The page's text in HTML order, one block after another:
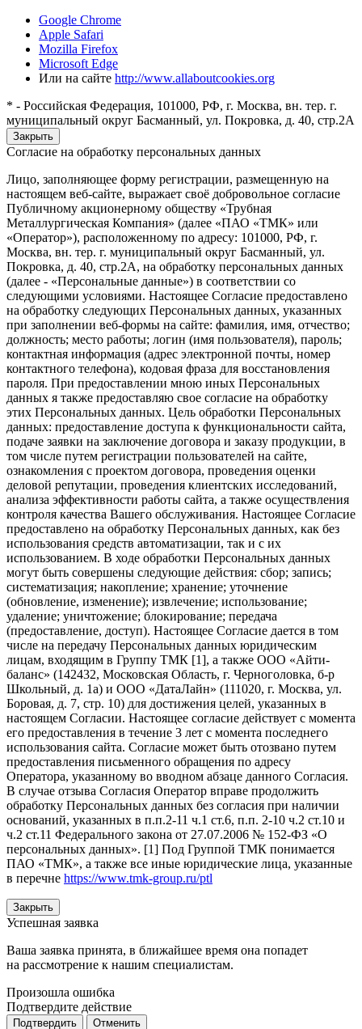
Google Chrome
Apple Safari
Mozilla Firefox
Microsoft Edge
Или на сайте http://www.allaboutcookies.org
* - Российская Федерация, 101000, РФ, г. Москва, вн. тер. г.
муниципальный округ Басманный, ул. Покровка, д. 40, стр.2А
Закрыть
Согласие на обработку персональных данных
Лицо, заполняющее форму регистрации, размещенную на
настоящем веб-сайте, выражает своё добровольное согласие
Публичному акционерному обществу «Трубная
Металлургическая Компания» (далее «ПАО «ТМК» или
«Оператор»), расположенному по адресу: 101000, РФ, г.
Москва, вн. тер. г. муниципальный округ Басманный, ул.
Покровка, д. 40, стр.2А, на обработку персональных данных
(далее - «Персональные данные») в соответствии со
следующими условиями. Настоящее Согласие предоставлено
на обработку следующих Персональных данных, указанных
при заполнении веб-формы на сайте: фамилия, имя, отчество;
должность; место работы; логин (имя пользователя), пароль;
контактная информация (адрес электронной почты, номер
контактного телефона), кодовая фраза для восстановления
пароля. При предоставлении мною иных Персональных
данных я также предоставляю свое согласие на обработку
этих Персональных данных. Цель обработки Персональных
данных: предоставление доступа к функциональности сайта,
подаче заявки на заключение договора и заказу продукции, в
том числе путем регистрации пользователей на сайте,
ознакомления с проектом договора, проведения оценки
деловой репутации, проведения клиентских исследований,
анализа эффективности работы сайта, а также осуществления
контроля качества Вашего обслуживания. Настоящее Согласие
предоставлено на обработку Персональных данных, как без
использования средств автоматизации, так и с их
использованием. В ходе обработки Персональных данных
могут быть совершены следующие действия: сбор; запись;
систематизация; накопление; хранение; уточнение
(обновление, изменение); извлечение; использование;
удаление; уничтожение; блокирование; передача
(предоставление, доступ). Настоящее Согласие дается в том
числе на передачу Персональных данных юридическим
лицам, входящим в Группу ТМК [1], а также ООО «Айти-
баланс» (142432, Московская Область, г. Черноголовка, б-р
Школьный, д. 1а) и ООО «ДатаЛайн» (111020, г. Москва, ул.
Боровая, д. 7, стр. 10) для достижения целей, указанных в
настоящем Согласии. Настоящее согласие действует с момента
его предоставления в течение 3 лет с момента последнего
использования сайта. Согласие может быть отозвано путем
предоставления письменного обращения по адресу
Оператора, указанному во вводном абзаце данного Согласия.
В случае отзыва Согласия Оператор вправе продолжить
обработку Персональных данных без согласия при наличии
оснований, указанных в п.п.2-11 ч.1 ст.6, п.п. 2-10 ч.2 ст.10 и
ч.2 ст.11 Федерального закона от 27.07.2006 № 152-ФЗ «О
персональных данных». [1] Под Группой ТМК понимается
ПАО «ТМК», а также все иные юридические лица, указанные
в перечне https://www.tmk-group.ru/ptl
Закрыть
Успешная заявка
Ваша заявка принята, в ближайшее время она попадет
на рассмотрение к нашим специалистам.
Произошла ошибка
Подтвердите действие
Подтвердить Отменить